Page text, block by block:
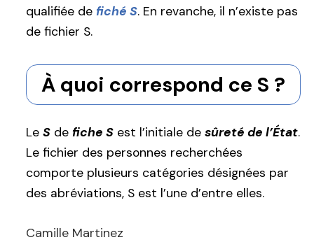
qualifiée de fiché S. En revanche, il n’existe pas
de fichier S.
À quoi correspond ce S ?
Le S de fiche S est l’initiale de sûreté de l’État.
Le fichier des personnes recherchées
comporte plusieurs catégories désignées par
des abréviations, S est l’une d’entre elles.
Camille Martinez